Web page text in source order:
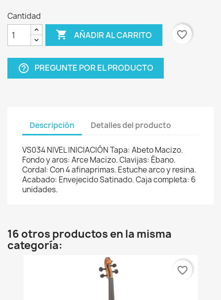
Cantidad
 AÑADIR AL CARRITO favorite_border
help_outline PREGUNTE POR EL PRODUCTO
Descripción Detalles del producto
VS034 NIVEL INICIACIÓN Tapa: Abeto Macizo.
Fondo y aros: Arce Macizo. Clavijas: Ébano.
Cordal: Con 4 afinaprimas. Estuche arco y resina.
Acabado: Envejecido Satinado. Caja completa: 6
unidades.
16 otros productos en la misma
categoría:
favorite_border